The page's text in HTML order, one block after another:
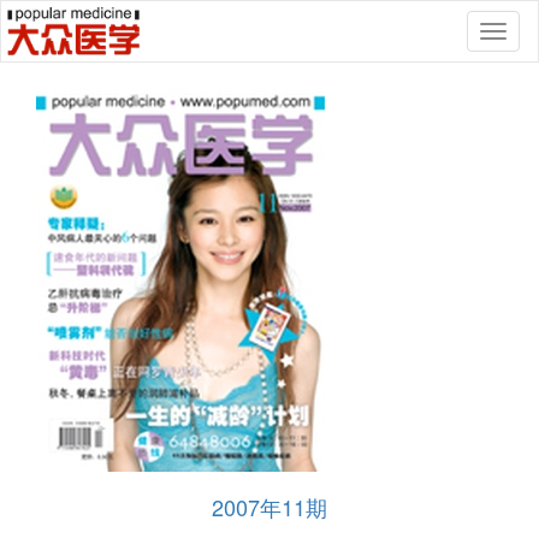
2007年11期